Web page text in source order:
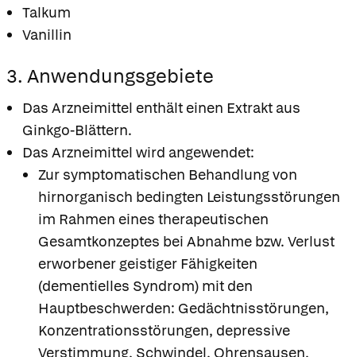
Talkum
Vanillin
3. Anwendungsgebiete
Das Arzneimittel enthält einen Extrakt aus
Ginkgo-Blättern.
Das Arzneimittel wird angewendet:
Zur symptomatischen Behandlung von
hirnorganisch bedingten Leistungsstörungen
im Rahmen eines therapeutischen
Gesamtkonzeptes bei Abnahme bzw. Verlust
erworbener geistiger Fähigkeiten
(dementielles Syndrom) mit den
Hauptbeschwerden: Gedächtnisstörungen,
Konzentrationsstörungen, depressive
Verstimmung, Schwindel, Ohrensausen,